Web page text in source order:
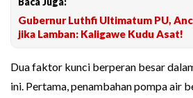
Gubernur Luthfi Ultimatum PU,
jika Lamban: Kaligawe Kudu Asat!
Dua faktor kunci berperan besar
ini. Pertama, penambahan pompa air